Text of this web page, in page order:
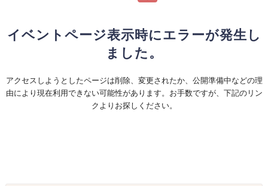
イベントページ表示時にエラーが発生し
ました。
アクセスしようとしたページは削除、変更されたか、公開準備中などの理
由により現在利用できない可能性があります。お手数ですが、下記のリン
クよりお探しください。